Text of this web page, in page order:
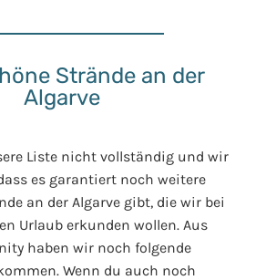
Strände an der
Algarve
Liste nicht vollständig und wir
es garantiert noch weitere
an der Algarve gibt, die wir bei
Urlaub erkunden wollen. Aus
haben wir noch folgende
Wenn du auch noch